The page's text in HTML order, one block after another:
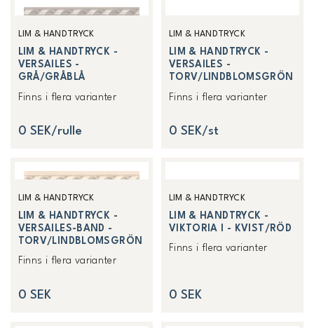
LIM & HANDTRYCK
LIM & HANDTRYCK -
VERSAILES -
GRÅ/GRÅBLÅ
Finns i flera varianter
0 SEK/rulle
LIM & HANDTRYCK
LIM & HANDTRYCK -
VERSAILES -
TORV/LINDBLOMSGRÖN
Finns i flera varianter
0 SEK/st
LIM & HANDTRYCK
LIM & HANDTRYCK -
VERSAILES-BAND -
TORV/LINDBLOMSGRÖN
Finns i flera varianter
0 SEK
LIM & HANDTRYCK
LIM & HANDTRYCK -
VIKTORIA I - KVIST/RÖD
Finns i flera varianter
0 SEK